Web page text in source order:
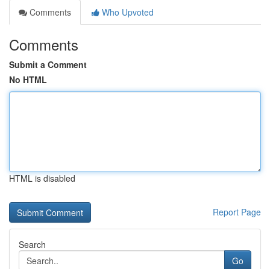
Comments
Who Upvoted
Comments
Submit a Comment
No HTML
HTML is disabled
Report Page
Search
Go